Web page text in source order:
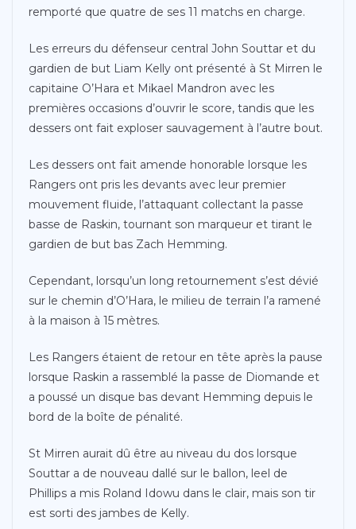
remporté que quatre de ses 11 matchs en charge.
Les erreurs du défenseur central John Souttar et du
gardien de but Liam Kelly ont présenté à St Mirren le
capitaine O’Hara et Mikael Mandron avec les
premières occasions d’ouvrir le score, tandis que les
dessers ont fait exploser sauvagement à l’autre bout.
Les dessers ont fait amende honorable lorsque les
Rangers ont pris les devants avec leur premier
mouvement fluide, l’attaquant collectant la passe
basse de Raskin, tournant son marqueur et tirant le
gardien de but bas Zach Hemming.
Cependant, lorsqu’un long retournement s’est dévié
sur le chemin d’O’Hara, le milieu de terrain l’a ramené
à la maison à 15 mètres.
Les Rangers étaient de retour en tête après la pause
lorsque Raskin a rassemblé la passe de Diomande et
a poussé un disque bas devant Hemming depuis le
bord de la boîte de pénalité.
St Mirren aurait dû être au niveau du dos lorsque
Souttar a de nouveau dallé sur le ballon, leel de
Phillips a mis Roland Idowu dans le clair, mais son tir
est sorti des jambes de Kelly.